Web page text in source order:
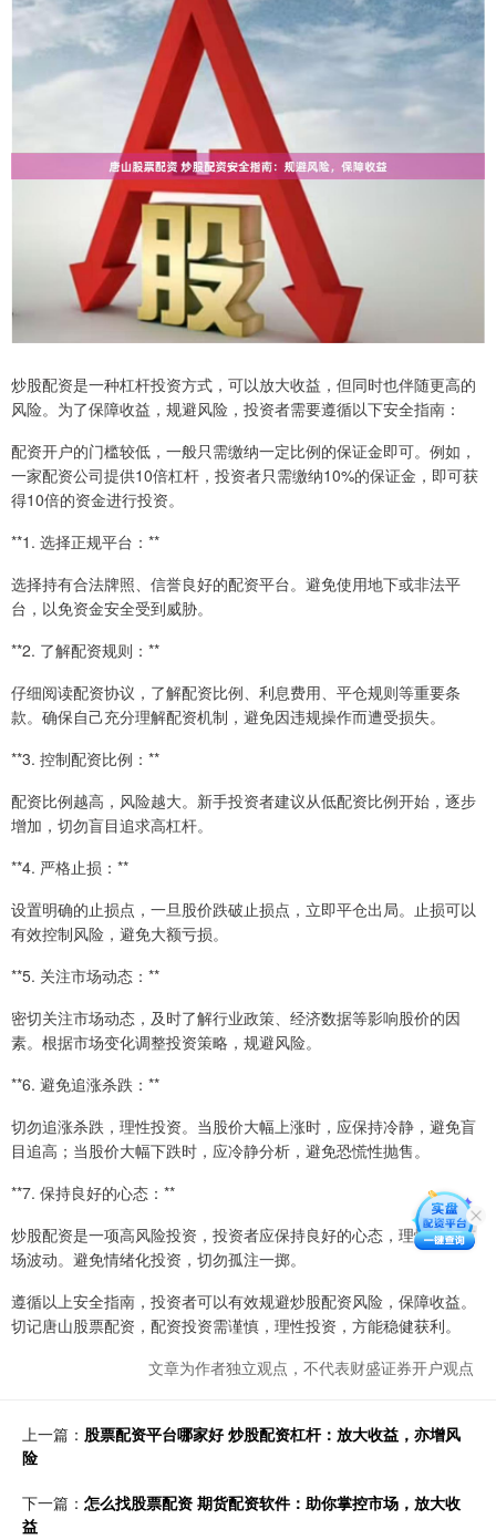
炒股配资是一种杠杆投资方式，可以放大收益，但同时也伴随更高的
风险。为了保障收益，规避风险，投资者需要遵循以下安全指南：
配资开户的门槛较低，一般只需缴纳一定比例的保证金即可。例如，
一家配资公司提供10倍杠杆，投资者只需缴纳10%的保证金，即可获
得10倍的资金进行投资。
**1. 选择正规平台：**
选择持有合法牌照、信誉良好的配资平台。避免使用地下或非法平
台，以免资金安全受到威胁。
**2. 了解配资规则：**
仔细阅读配资协议，了解配资比例、利息费用、平仓规则等重要条
款。确保自己充分理解配资机制，避免因违规操作而遭受损失。
**3. 控制配资比例：**
配资比例越高，风险越大。新手投资者建议从低配资比例开始，逐步
增加，切勿盲目追求高杠杆。
**4. 严格止损：**
设置明确的止损点，一旦股价跌破止损点，立即平仓出局。止损可以
有效控制风险，避免大额亏损。
**5. 关注市场动态：**
密切关注市场动态，及时了解行业政策、经济数据等影响股价的因
素。根据市场变化调整投资策略，规避风险。
**6. 避免追涨杀跌：**
切勿追涨杀跌，理性投资。当股价大幅上涨时，应保持冷静，避免盲
目追高；当股价大幅下跌时，应冷静分析，避免恐慌性抛售。
**7. 保持良好的心态：**
炒股配资是一项高风险投资，投资者应保持良好的心态，理性对待市
场波动。避免情绪化投资，切勿孤注一掷。
遵循以上安全指南，投资者可以有效规避炒股配资风险，保障收益。
切记唐山股票配资，配资投资需谨慎，理性投资，方能稳健获利。
文章为作者独立观点，不代表财盛证券开户观点
上一篇： 股票配资平台哪家好 炒股配资杠杆：放大收益，亦增风
险
下一篇： 怎么找股票配资 期货配资软件：助你掌控市场，放大收
益